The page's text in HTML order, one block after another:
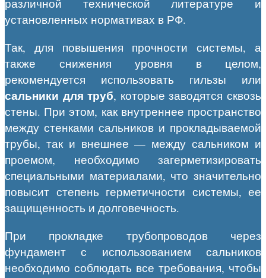
различной технической литературе и
установленных нормативах в РФ.
Так, для повышения прочности системы, а
также снижения уровня в целом,
рекомендуется использовать гильзы или
сальники для труб, которые заводятся сквозь
стены. При этом, как внутреннее пространство
между стенками сальников и прокладываемой
трубы, так и внешнее — между сальником и
проемом, необходимо загерметизировать
специальными материалами, что значительно
повысит степень герметичности системы, ее
защищенность и долговечность.
При прокладке трубопроводов через
фундамент с использованием сальников
необходимо соблюдать все требования, чтобы